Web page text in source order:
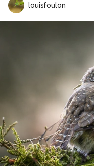
louisfoulon